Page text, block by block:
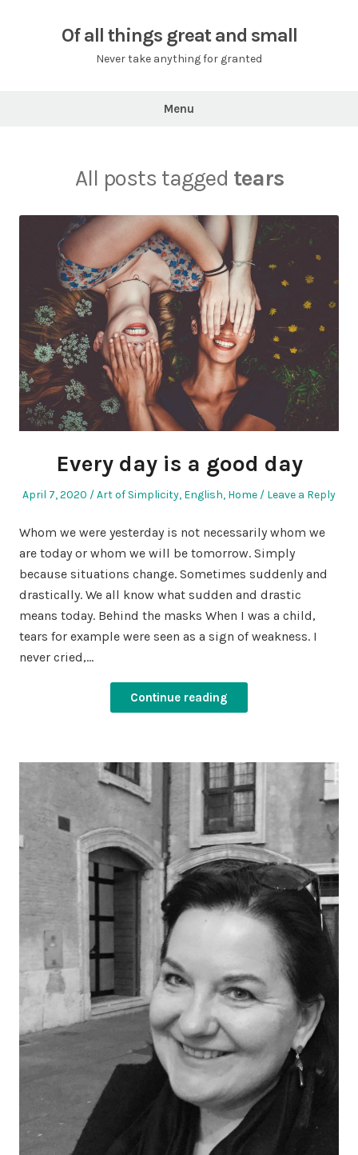
Of all things great and small
Never take anything for granted
Menu
All posts tagged tears
Every day is a good day
Posted
April 7, 2020
Posted
Art of Simplicity, English, Home Leave a Reply
Whom we were yesterday is not necessarily whom we
are today or whom we will be tomorrow. Simply
because situations change. Sometimes suddenly and
drastically. We all know what sudden and drastic
means today. Behind the masks When I was a child,
tears for example were seen as a sign of weakness. I
never cried,…
Continue reading